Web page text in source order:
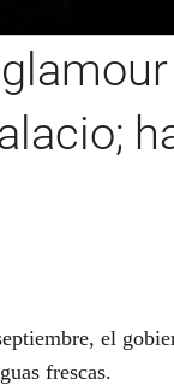
el
frescas.